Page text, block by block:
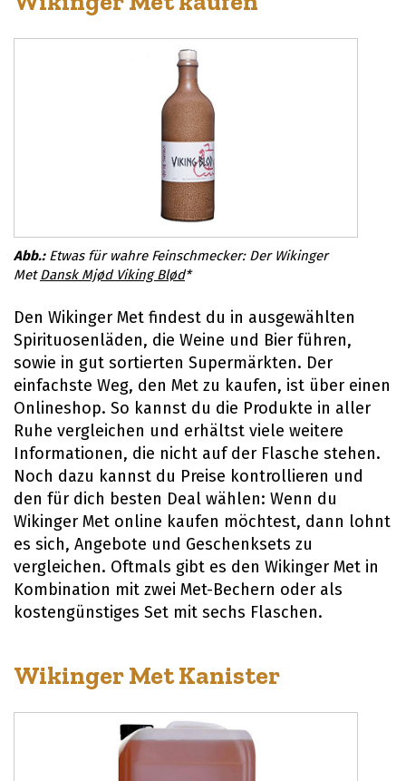
Etwas für wahre Feinschmecker: Der Wikinger
MetDansk Mjød Viking Blød*
Den Wikinger Met findest du in ausgewählten
Spirituosenläden, die Weine und Bier führen,
sowie in gut sortierten Supermärkten. Der
einfachste Weg, den Met zu kaufen, ist über einen
Onlineshop. So kannst du die Produkte in aller
Ruhe vergleichen und erhältst viele weitere
Informationen, die nicht auf der Flasche stehen.
Noch dazu kannst du Preise kontrollieren und
den für dich besten Deal wählen: Wenn du
Wikinger Met online kaufen möchtest, dann lohnt
es sich, Angebote und Geschenksets zu
vergleichen. Oftmals gibt es den Wikinger Met in
Kombination mit zwei Met-Bechern oder als
kostengünstiges Set mit sechs Flaschen.
Wikinger Met Kanister